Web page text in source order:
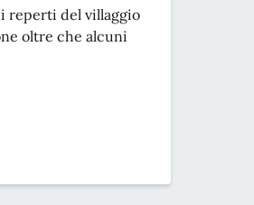
reperti del villaggio
oltre che alcuni